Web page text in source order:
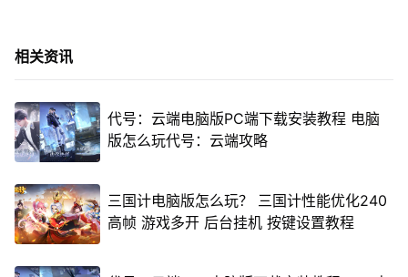
相关资讯
代号：云端电脑版PC端下载安装教程 电脑
版怎么玩代号：云端攻略
三国计电脑版怎么玩？ 三国计性能优化240
高帧 游戏多开 后台挂机 按键设置教程